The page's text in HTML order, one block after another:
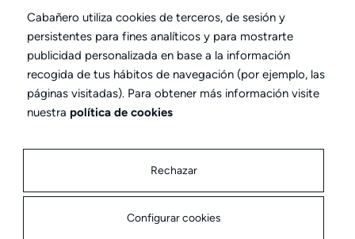
Ventajas y beneficios de
nuestras mamparas
Flexibilidad: Permiten dividir grandes
espacios sin necesidad de realizar obras,
pudiendo ser adaptadas a diferentes
: Las mamparas aportan elegancia
y estilo a cualquier habitación o espacio
comercial.
Cabañero utiliza cookies de terceros, de sesión y
persistentes para fines analíticos y para mostrarte
publicidad personalizada en base a la información
recogida de tus hábitos de navegación (por ejemplo, las
páginas visitadas). Para obtener más información visite
nuestra política de cookies
Rechazar
Configurar cookies